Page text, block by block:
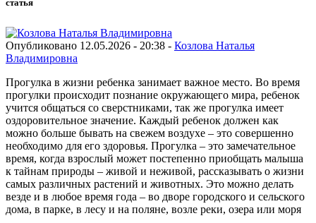
статья
Опубликовано 12.05.2026 - 20:38 - Козлова Наталья
Владимировна
Прогулка в жизни ребенка занимает важное место. Во время
прогулки происходит познание окружающего мира, ребенок
учится общаться со сверстниками, так же прогулка имеет
оздоровительное значение. Каждый ребенок должен как
можно больше бывать на свежем воздухе – это совершенно
необходимо для его здоровья. Прогулка – это замечательное
время, когда взрослый может постепенно приобщать малыша
к тайнам природы – живой и неживой, рассказывать о жизни
самых различных растений и животных. Это можно делать
везде и в любое время года – во дворе городского и сельского
дома, в парке, в лесу и на поляне, возле реки, озера или моря